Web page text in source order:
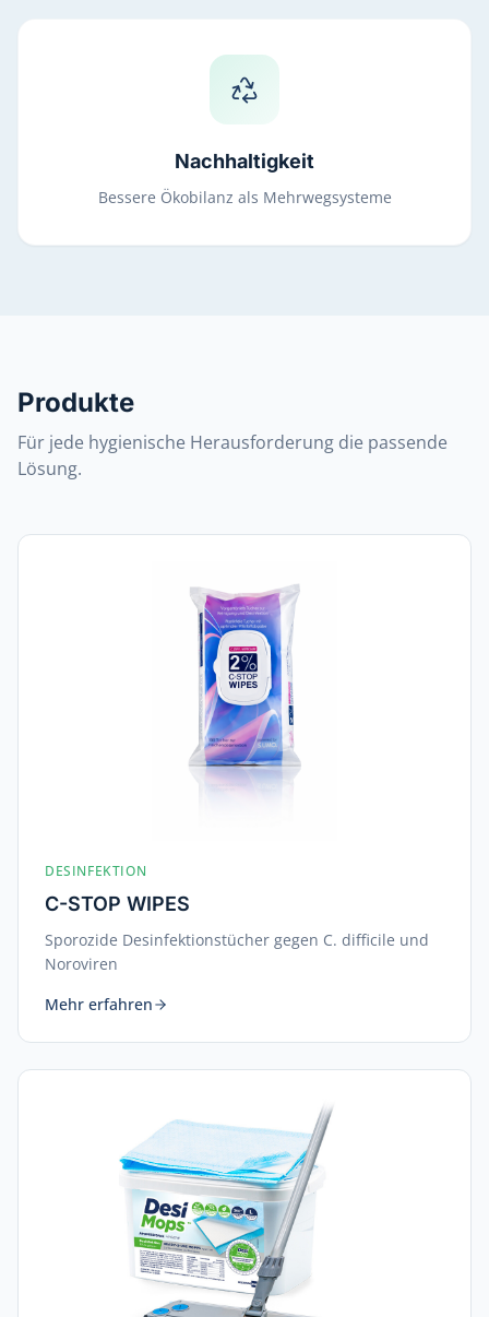
Nachhaltigkeit
Bessere Ökobilanz als Mehrwegsysteme
Produkte
Für jede hygienische Herausforderung die passende
Lösung.
DESINFEKTION
C-STOP WIPES
Sporozide Desinfektionstücher gegen C. difficile und
Noroviren
Mehr erfahren